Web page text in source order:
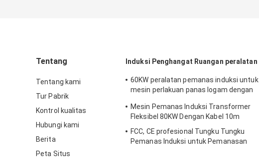
Tentang
Tentang kami
Tur Pabrik
Kontrol kualitas
Hubungi kami
Berita
Peta Situs
Induksi Penghangat Ruangan peralatan
60KW peralatan pemanas induksi untuk
mesin perlakuan panas logam dengan
Mesin Pemanas Induksi Transformer
Fleksibel 80KW Dengan Kabel 10m
FCC, CE profesional Tungku Tungku
Pemanas Induksi untuk Pemanasan